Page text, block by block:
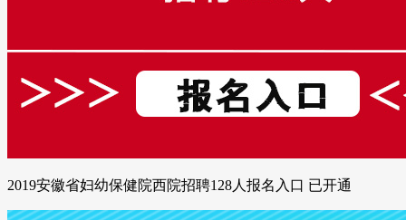
2019安徽省妇幼保健院西院招聘128人报名入口 已开通